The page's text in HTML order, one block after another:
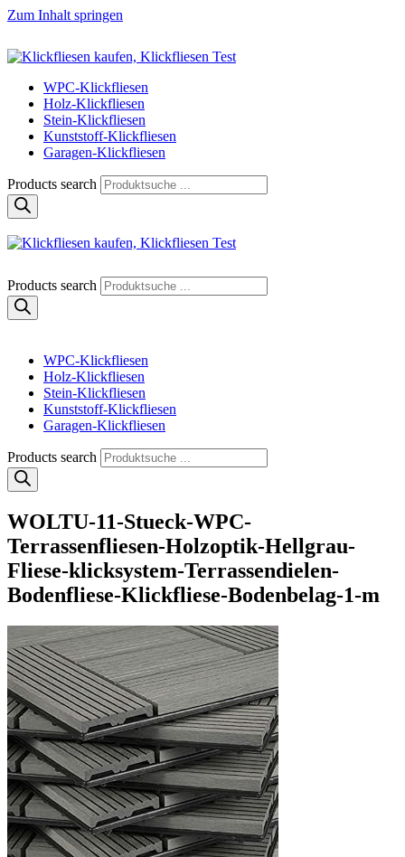
Zum Inhalt springen
Klickfliese | klick-klick-fertig
Klickfliesen online kaufen
WPC-Klickfliesen
Holz-Klickfliesen
Stein-Klickfliesen
Kunststoff-Klickfliesen
Garagen-Klickfliesen
Products search
Klickfliese | klick-klick-fertig
Klickfliesen online kaufen
Products search
WPC-Klickfliesen
Holz-Klickfliesen
Stein-Klickfliesen
Kunststoff-Klickfliesen
Garagen-Klickfliesen
Products search
WOLTU-11-Stueck-WPC-
Terrassenfliesen-Holzoptik-Hellgrau-
Fliese-klicksystem-Terrassendielen-
Bodenfliese-Klickfliese-Bodenbelag-1-m